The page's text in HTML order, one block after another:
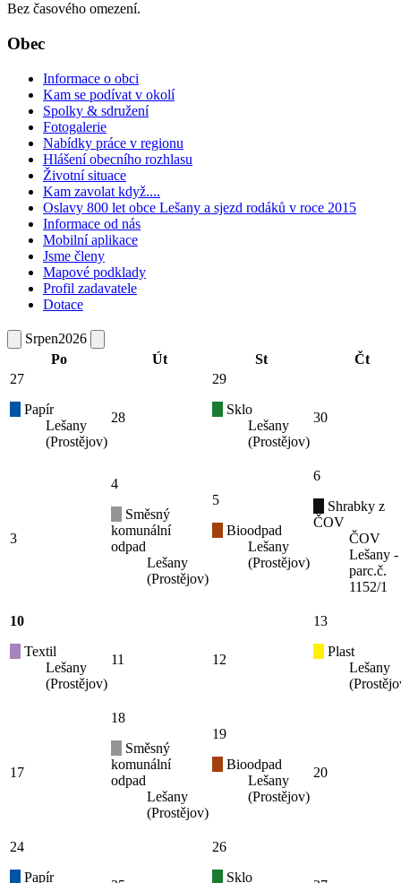
Bez časového omezení.
Obec
Informace o obci
Kam se podívat v okolí
Spolky & sdružení
Fotogalerie
Nabídky práce v regionu
Hlášení obecního rozhlasu
Životní situace
Kam zavolat když....
Oslavy 800 let obce Lešany a sjezd rodáků v roce 2015
Informace od nás
Mobilní aplikace
Jsme členy
Mapové podklady
Profil zadavatele
Dotace
Srpen2026
Po
Út St
Čt
27
Papír
Lešany
(Prostějov)
28
29
Sklo
Lešany
(Prostějov)
30
3
4
Směsný
komunální
odpad
Lešany
(Prostějov)
5
Bioodpad
Lešany
(Prostějov)
6
Shrabky z
ČOV
ČOV
Lešany -
parc.č.
1152/1
10
Textil
Lešany
(Prostějov)
11 12
13
Plast
Lešany
17
18
Směsný
komunální
odpad
Lešany
(Prostějov)
19
Bioodpad
Lešany
(Prostějov)
20
24
Papír
26
Sklo